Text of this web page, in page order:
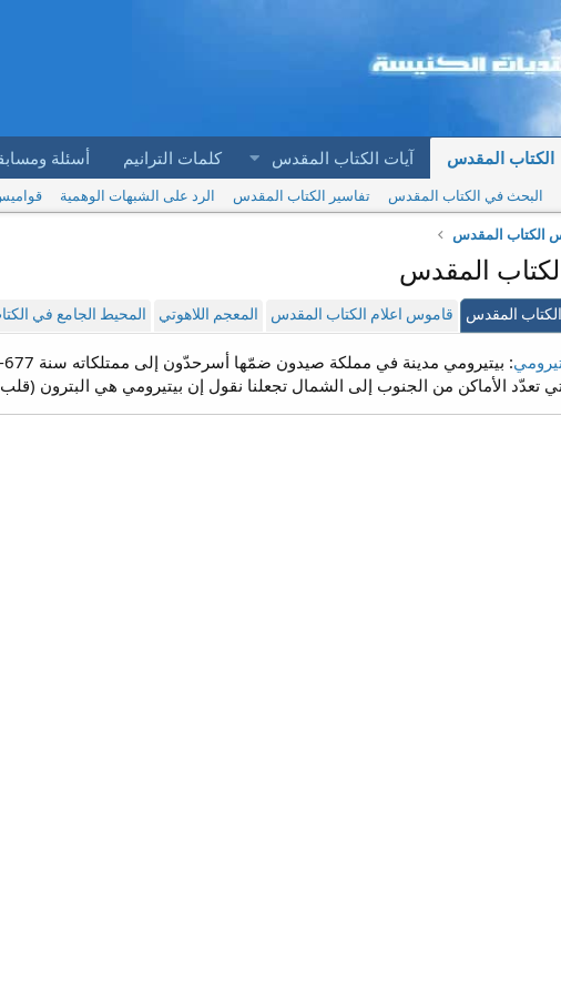
الكتاب المقدس آيات الكتاب المقدس كلمات الترانيم أسئلة
البحث في الكتاب المقدس تفاسير الكتاب المقدس الرد على الشبهات الوهمية
الكتاب المقدس
المقدس
المقدس قاموس اعلام الكتاب المقدس المعجم اللاهوتي المحيط الجامع في
تعدّد الأماكن من الجنوب إلى الشمال تجعلنا نقول إن بيتيرومي هي البترون (قلب